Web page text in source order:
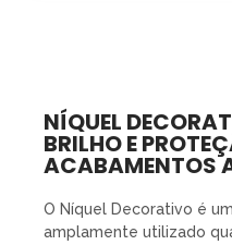
NÍQUEL
BRILHO E
ACABAMENTOS
O Níquel Decorativo é
amplamente utilizado